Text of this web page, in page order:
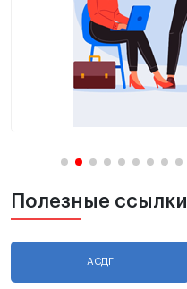
Полезные ссылки
АСДГ